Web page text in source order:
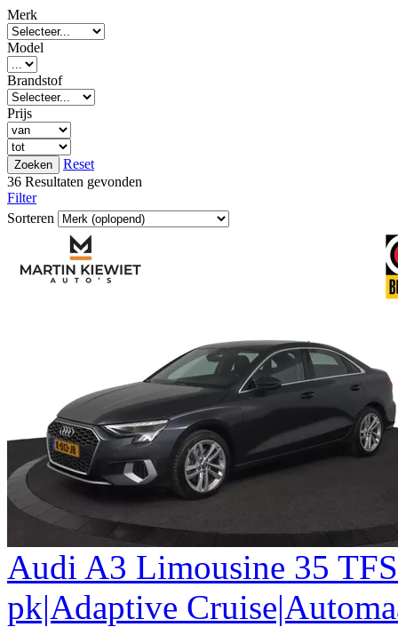
Merk
Model
Brandstof
Prijs
Reset
36 Resultaten gevonden
Filter
Sorteren
Audi A3 Limousine 35
pk|Adaptive